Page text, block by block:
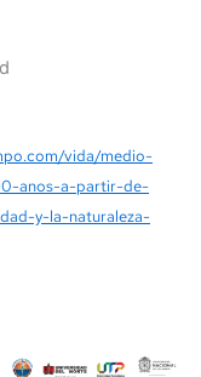
vida/medio-
anos-a-partir-de-
y-la-naturaleza-